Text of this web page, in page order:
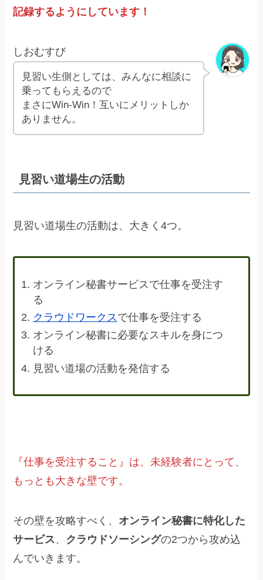
記録するようにしています！
しおむすび
見習い生側としては、みんなに相談に
乗ってもらえるので
まさにWin-Win！互いにメリットしか
ありません。
見習い道場生の活動
見習い道場生の活動は、大きく4つ。
オンライン秘書サービスで仕事を受注す
る
クラウドワークスで仕事を受注する
オンライン秘書に必要なスキルを身につ
ける
見習い道場の活動を発信する
『仕事を受注すること』は、未経験者にとって、
もっとも大きな壁です。
その壁を攻略すべく、 オンライン秘書に特化した
サービス 、 クラウドソーシングの2つから攻め込
んでいきます。